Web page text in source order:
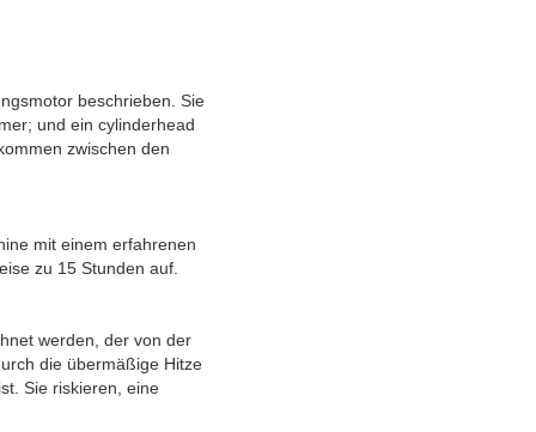
beschrieben. Sie
und ein cylinderhead
zwischen den
mit einem erfahrenen
zu 15 Stunden auf.
werden, der von der
die übermäßige Hitze
Sie riskieren, eine